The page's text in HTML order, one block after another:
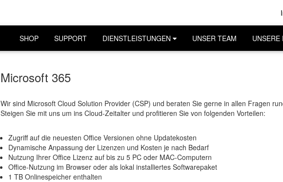
SHOP SUPPORT DIENSTLEISTUNGEN UNSER TEAM UNSERE
Microsoft 365
Wir sind Microsoft Cloud Solution Provider (CSP) und beraten Sie gerne in allen Fragen
Steigen Sie mit uns um ins Cloud-Zeitalter und profitieren Sie von folgenden Vorteilen:
Zugriff auf die neuesten Office Versionen ohne Updatekosten
Dynamische Anpassung der Lizenzen und Kosten je nach Bedarf
Nutzung Ihrer Office Lizenz auf bis zu 5 PC oder MAC-Computern
Office-Nutzung im Browser oder als lokal installiertes Softwarepaket
1 TB Onlinespeicher enthalten